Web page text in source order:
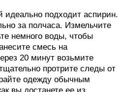
подходит аспирин.
за полчаса. Измельчите
немного воды, чтобы
смесь на
20 минут возьмите
протрите следы от
одежду обычным